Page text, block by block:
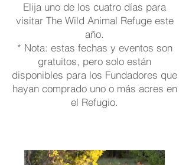
Elija uno de los cuatro días para
visitar The Wild Animal Refuge este
año.
* Nota: estas fechas y eventos son
gratuitos, pero solo están
disponibles para los Fundadores que
hayan comprado uno o más acres en
el Refugio.